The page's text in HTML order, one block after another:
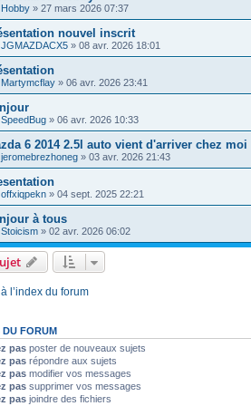
Hobby » 27 mars 2026 07:37
nouvel inscrit
JGMAZDACX5 » 08 avr. 2026 18:01
Martymcflay » 06 avr. 2026 23:41
SpeedBug » 06 avr. 2026 10:33
6 2014 2.5l auto vient d'arriver chez moi
jeromebrezhoneg » 03 avr. 2026 21:43
offxiqpekn » 04 sept. 2025 22:21
à tous
Stoicism » 02 avr. 2026 06:02
l’index du forum
DU FORUM
pas poster de nouveaux sujets
pas répondre aux sujets
pas modifier vos messages
pas supprimer vos messages
pas joindre des fichiers